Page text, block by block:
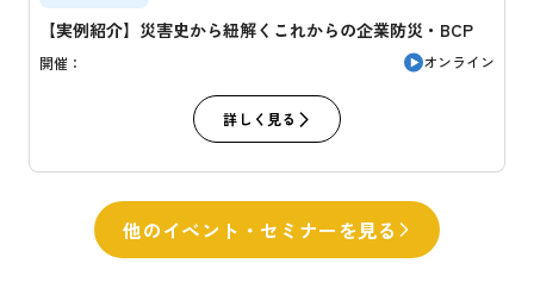
【実例紹介】災害史から紐解くこれからの企業防災・BCP
開催： オンライン
詳しく見る
他のイベント・セミナーを見る